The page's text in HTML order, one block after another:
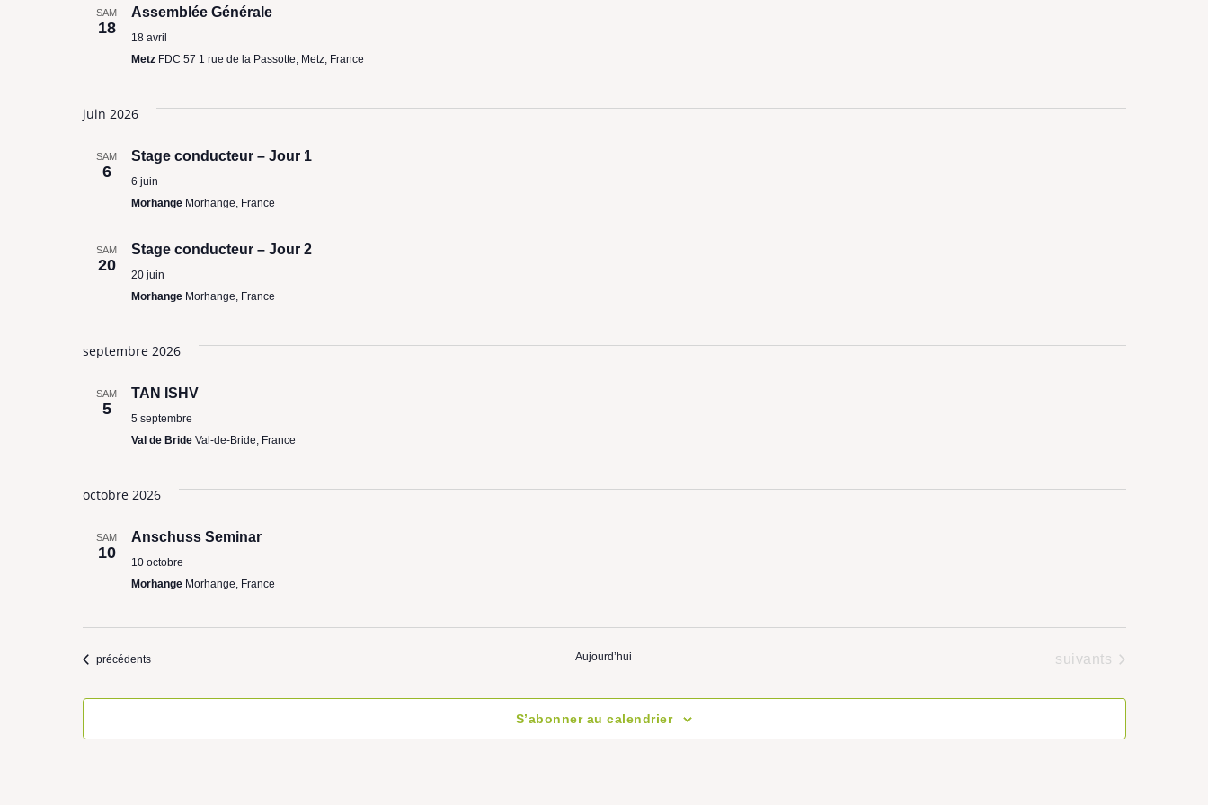
SAM
18
Assemblée Générale
18 avril
Metz FDC 57 1 rue de la Passotte, Metz, France
juin 2026
SAM
6
Stage conducteur – Jour 1
6 juin
Morhange Morhange, France
SAM
20
Stage conducteur – Jour 2
20 juin
Morhange Morhange, France
septembre 2026
SAM
5
TAN ISHV
5 septembre
Val de Bride Val-de-Bride, France
octobre 2026
SAM
10
Anschuss Seminar
10 octobre
Morhange Morhange, France
Évènements
précédents Aujourd’hui Évènements
suivants
S’abonner au calendrier